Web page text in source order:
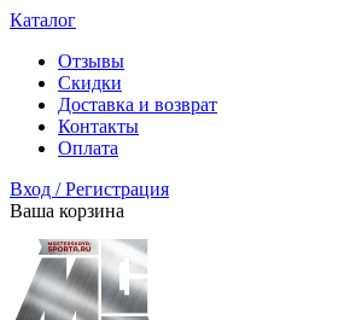
Каталог
Отзывы
Скидки
Доставка и возврат
Контакты
Оплата
Вход / Регистрация
Ваша корзина